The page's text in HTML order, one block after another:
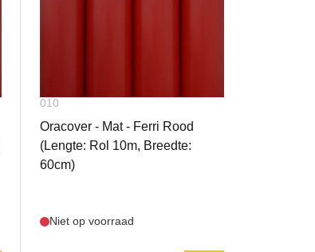
010
Oracover - Mat - Ferri Rood
(Lengte: Rol 10m, Breedte:
60cm)
Niet op voorraad